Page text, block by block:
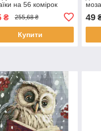
на 56 комірок
₴ 255,68 ₴
Купити
49